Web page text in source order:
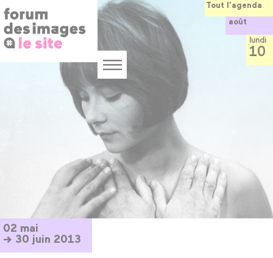
Panneau de gestion des cookies
au
contenu
principal
Menu
02 mai
→ 30 juin 2013
Tout l’agenda
août
lundi
10